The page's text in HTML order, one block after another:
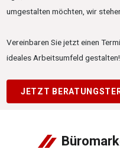
umgestalten möchten, wir
Vereinbaren Sie jetzt einen
ideales Arbeitsumfeld
JETZT